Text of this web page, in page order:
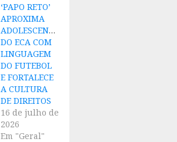
‘PAPO RETO’
APROXIMA
ADOLESCENTES
DO ECA COM
LINGUAGEM
DO FUTEBOL
E FORTALECE
A CULTURA
DE DIREITOS
16 de julho de
2026
Em "Geral"